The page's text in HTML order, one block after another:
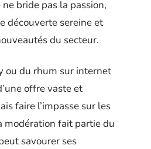
bride pas la passion,
découverte sereine et
du secteur.
ou du rhum sur internet
offre vaste et
faire l’impasse sur les
modération fait partie du
savourer ses